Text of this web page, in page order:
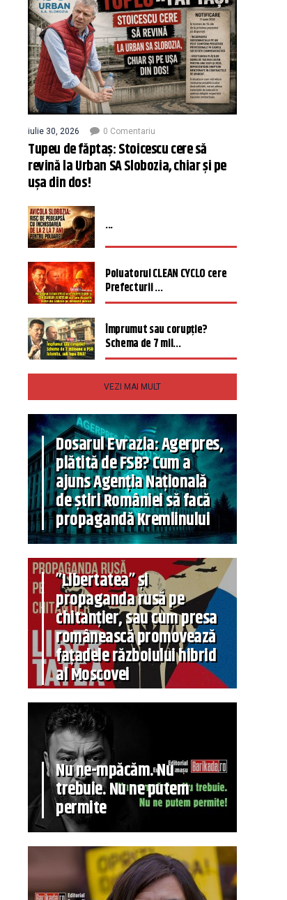
iulie 30, 2026 0 Comentariu
Tupeu de făptaș: Stoicescu cere să
revină la Urban SA Slobozia, chiar și pe
ușa din dos!
...
Poluatorul CLEAN CYCLO cere
Prefecturii ...
Împrumut sau corupție?
Schema de 7 mil...
VEZI MAI MULT
Dosarul Evrazia: Agerpres,
plătită de FSB? Cum a
ajuns Agenția Națională
de știri României să facă
propagandă Kremlinului
”Libertatea” și
propaganda rusă pe
chitanțier, sau cum presa
românească promovează
fațadele războiului hibrid
al Moscovei
Nu ne-mpăcăm. Nu
trebuie. Nu ne putem
permite